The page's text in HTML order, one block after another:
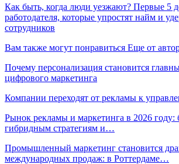
Как быть, когда люди уезжают? Первые 5
работодателя, которые упростят найм и
сотрудников
Вам также могут понравиться Еще от
Почему персонализация становится
цифрового маркетинга
Компании переходят от рекламы к
Рынок рекламы и маркетинга в 2026 году:
гибридным стратегиям и…
Промышленный маркетинг становится
международных продаж: в Роттердаме…